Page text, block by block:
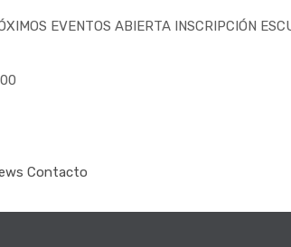
ABIERTA INSCRIPCIÓN ESCUELA
Contacto